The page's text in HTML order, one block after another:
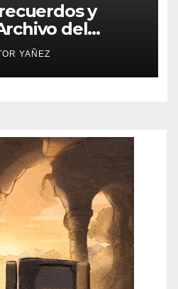
y
del
YAÑEZ